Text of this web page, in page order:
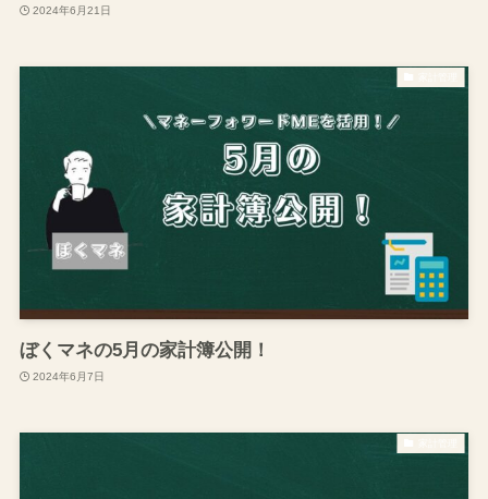
2024年6月21日
ぼくマネの5月の家計簿公開！
2024年6月7日